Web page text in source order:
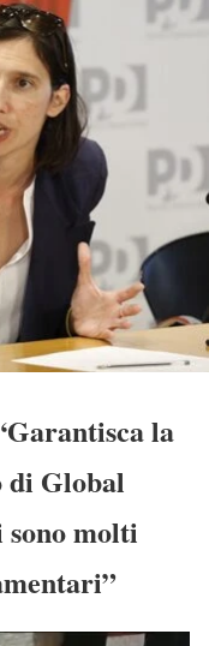
la
di Global
molti